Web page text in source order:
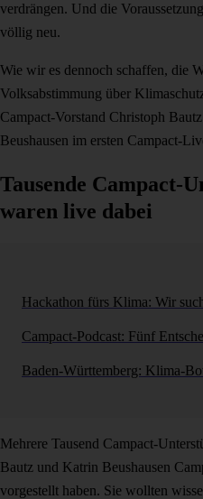
verdrängen. Und die
völlig neu.
Wie wir es dennoch schaffen, die
Volksabstimmung über
Campact-Vorstand Christoph
Beushausen im ersten Campact-
Tausende Campact-
waren live dabei
Hackathon fürs Klima: Wir
Campact-Podcast: Fünf
Baden-Württemberg: Klima-
Mehrere Tausend Campact-
Bautz und Katrin Beushausen
vorgestellt haben. Sie wollten